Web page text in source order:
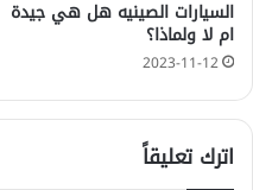
السيارات الصينيه هل هي جيدة
ام لا ولماذا؟
2023-11-12
اترك تعليقاً